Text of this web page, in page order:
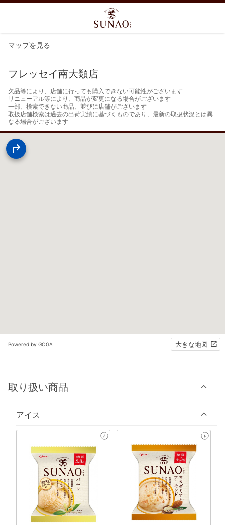
マップを見る
フレッセイ南大類店
欠品等により、店舗に行っても購入できない可能性がございます
リニューアル等により、商品が変更になる場合がございます
一部、検索できない商品、並びに店舗がございます
取扱店舗検索は過去の出荷実績に基づくものであり、最新の取扱状況とは異
なる場合がございます
Powered by GOGA 大きな地図
取り扱い商品
アイス